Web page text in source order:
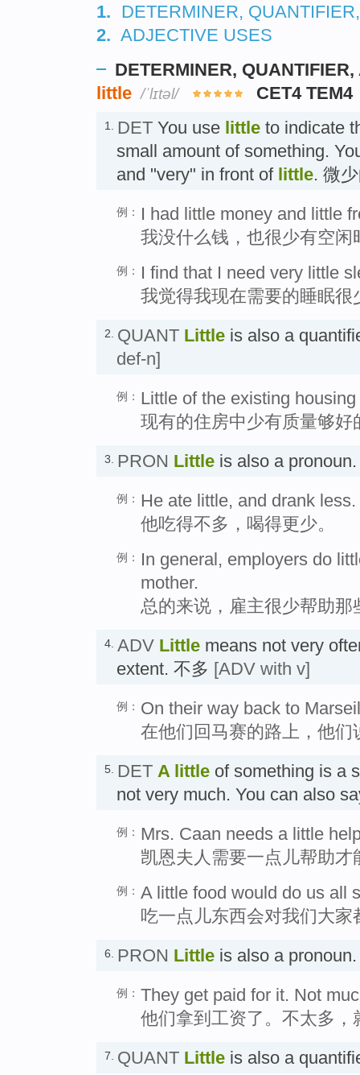
1. DETERMINER,
2. ADJECTIVE USES
DETERMINER,
little /ˈlɪtəl/ CET4 TEM4
1. DET You use little to indicate
small amount of something.
and "very" in front of little. 微
例：
I had little money and little
我没什么钱，也很少有空闲
例：
I find that I need very little
我觉得我现在需要的睡眠很
2. QUANT Little is also a
def-n]
例： Little of the existing
现有的住房中少有质量够好
3. PRON Little is also a
例： He ate little, and drank less.
他吃得不多，喝得更少。
例：
In general, employers do
mother.
总的来说，雇主很少帮助
4. ADV Little means not very
extent. 不多 [ADV with v]
例： On their way back to
在他们回马赛的路上，他们
5. DET A little of something is a
not very much. You can also
例： Mrs. Caan needs a little
凯恩夫人需要一点儿帮助才
例： A little food would do us all
吃一点儿东西会对我们大家
6. PRON Little is also a
例： They get paid for it. Not
他们拿到工资了。不太多，
7. QUANT Little is also a